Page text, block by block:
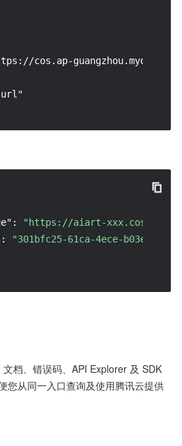
cos.ap-
:
"https://aiart-xxx.cos.ap-
:
"301bfc25-61ca-4ece-b03e-
文档、错误码、API Explorer 及 SDK
您从同一入口查询及使用腾讯云提供